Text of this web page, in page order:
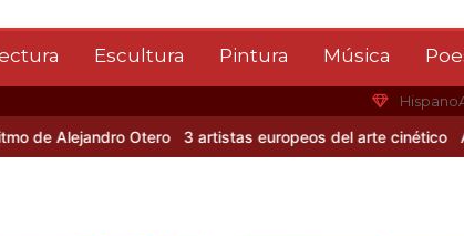
Escultura Pintura Música
Otero 3 artistas europeos del arte cinético Albert